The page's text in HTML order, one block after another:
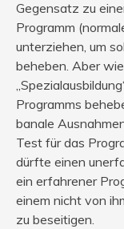
Gegensatz zu
Programm
unterziehen, um
beheben. Aber
Programms
banale
Test für das
dürfte einen
ein erfahrener
einem nicht von
zu beseitigen.